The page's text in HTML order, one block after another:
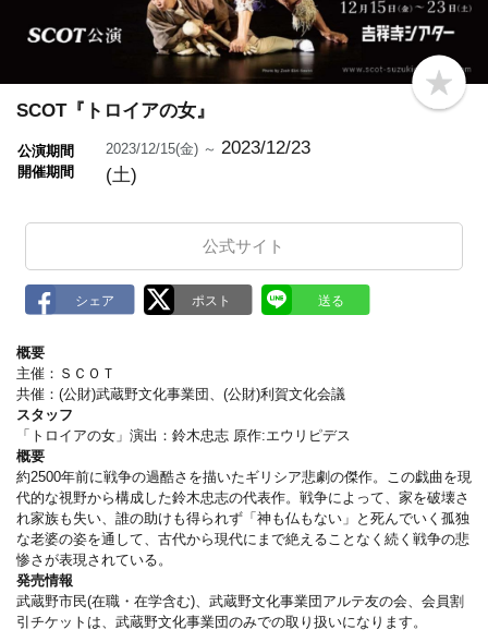
b
o
SCOT『トロイアの女』
公演期間
開催期間
2023/12/15(金) ～ 2023/12/23
(土)
公式サイト
概要
主催：ＳＣＯＴ
共催：(公財)武蔵野文化事業団、(公財)利賀文化会議
スタッフ
「トロイアの女」演出：鈴木忠志 原作:エウリピデス
概要
約2500年前に戦争の過酷さを描いたギリシア悲劇の傑作。この戯曲を現
代的な視野から構成した鈴木忠志の代表作。戦争によって、家を破壊さ
れ家族も失い、誰の助けも得られず「神も仏もない」と死んでいく孤独
な老婆の姿を通して、古代から現代にまで絶えることなく続く戦争の悲
惨さが表現されている。
発売情報
武蔵野市民(在職・在学含む)、武蔵野文化事業団アルテ友の会、会員割
引チケットは、武蔵野文化事業団のみでの取り扱いになります。